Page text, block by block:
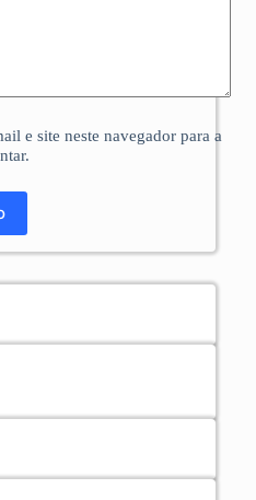
e site neste navegador para a